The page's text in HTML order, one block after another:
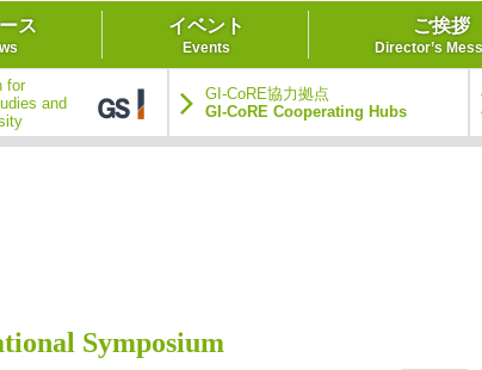
ス イベント
Events
ご挨拶
Director’s
for
and
GI-CoRE協力拠点
GI-CoRE Cooperating Hubs
Symposium